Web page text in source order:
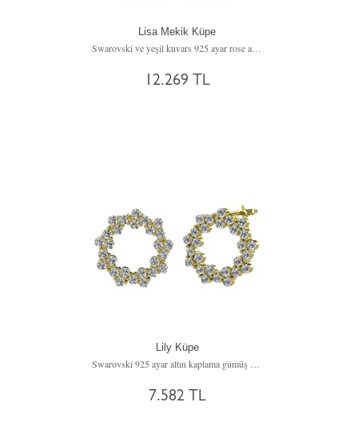
Lisa Mekik Küpe
Swarovski ve yeşil kuvars 925 ayar rose altın kaplama gümüş küpe
12.269 TL
Lily Küpe
7.582 TL